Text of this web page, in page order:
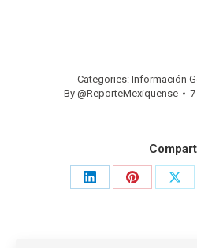
Categories: Información
By @ReporteMexiquense
Share
Share